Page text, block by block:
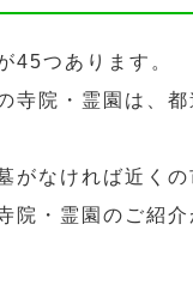
45つあります。
寺院・霊園は、
がなければ近く
院・霊園のご紹